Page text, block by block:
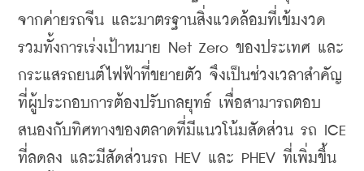
จากค่ายรถจีน และมาตรฐานสิ่งแวดล้อมที่เข้มงวด
รวมทั้งการเร่งเป้าหมาย Net Zero ของประเทศ และ
กระแสรถยนต์ไฟฟ้าที่ขยายตัว จึงเป็นช่วงเวลาสำคัญ
ที่ผู้ประกอบการต้องปรับกลยุทธ์ เพื่อสามารถตอบ
สนองกับทิศทางของตลาดที่มีแนวโน้มสัดส่วน รถ ICE
ที่ลดลง และมีสัดส่วนรถ HEV และ PHEV ที่เพิ่มขึ้น